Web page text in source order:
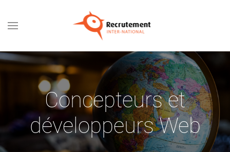
Passer au contenu principal
Concepteurs et
développeurs Web